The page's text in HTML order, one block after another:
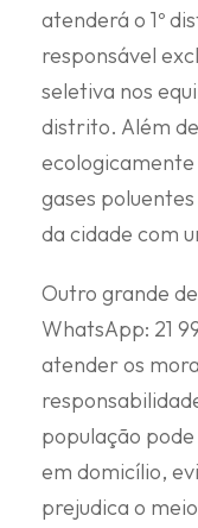
atenderá o 1º
responsável
seletiva nos
distrito. Além
gases
da cidade com
Outro grande
WhatsApp: 21
atender os
população
em domicílio,
prejudica o